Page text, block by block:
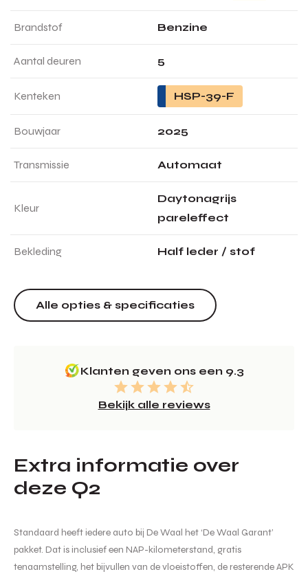
Brandstof Benzine
Aantal deuren 5
Kenteken HSP-39-F
Bouwjaar 2025
Transmissie Automaat
Kleur
Daytonagrijs
pareleffect
Bekleding Half leder / stof
Alle opties & specificaties
Klanten geven ons een 9.3
Bekijk alle reviews
Extra informatie over
deze Q2
Standaard heeft iedere auto bij De Waal het ‘De Waal Garant’
pakket. Dat is inclusief een NAP-kilometerstand, gratis
tenaamstelling, het bijvullen van de vloeistoffen, de resterende APK